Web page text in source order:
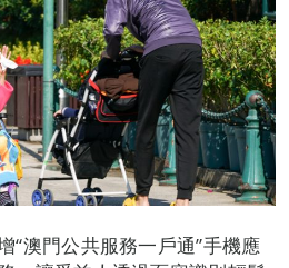
“澳門公共服務一戶通”手機應